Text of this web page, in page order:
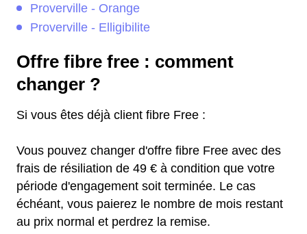
Proverville - Orange
Proverville - Elligibilite
Offre fibre free : comment
changer ?
Si vous êtes déjà client fibre Free :
Vous pouvez changer d'offre fibre Free avec des
frais de résiliation de 49 € à condition que votre
période d'engagement soit terminée. Le cas
échéant, vous paierez le nombre de mois restant
au prix normal et perdrez la remise.